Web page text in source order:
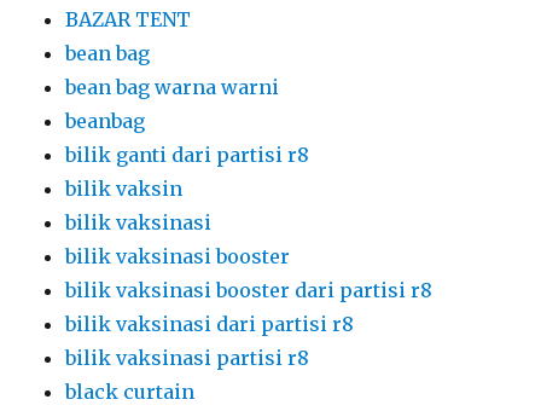
BAZAR TENT
bean bag
bean bag warna warni
beanbag
bilik ganti dari partisi r8
bilik vaksin
bilik vaksinasi
bilik vaksinasi booster
bilik vaksinasi booster dari partisi r8
bilik vaksinasi dari partisi r8
bilik vaksinasi partisi r8
black curtain